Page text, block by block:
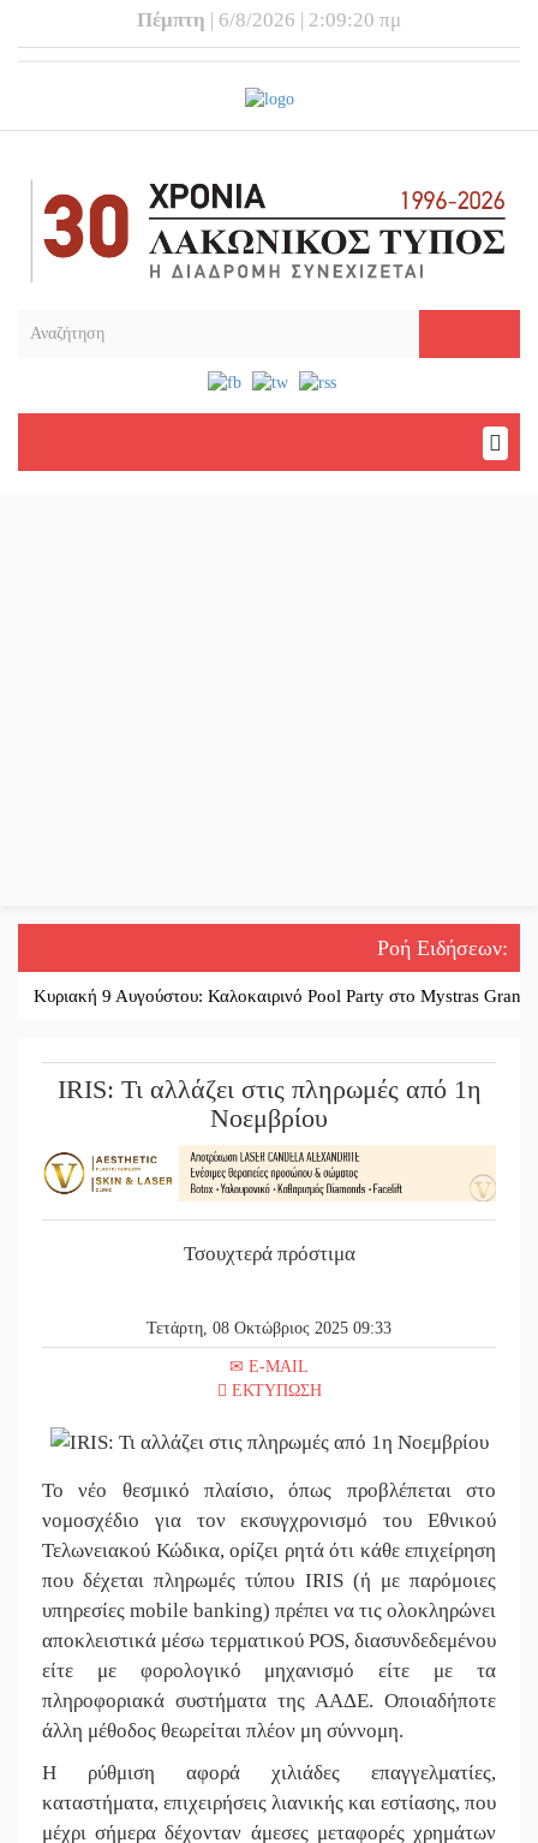
Πέμπτη | 6/8/2026 | 2:09:20 πμ
Ροή Ειδήσεων:
9 Αυγούστου: Καλοκαιρινό Pool Party στο Mystras Grand
IRIS: Τι αλλάζει στις πληρωμές από 1η
Νοεμβρίου
Τσουχτερά πρόστιμα
Τετάρτη, 08 Οκτώβριος 2025 09:33
E-MAIL
ΕΚΤΥΠΩΣΗ
Το νέο θεσμικό πλαίσιο, όπως προβλέπεται στο
νομοσχέδιο για τον εκσυγχρονισμό του Εθνικού
Τελωνειακού Κώδικα, ορίζει ρητά ότι κάθε επιχείρηση
που δέχεται πληρωμές τύπου IRIS (ή με παρόμοιες
υπηρεσίες mobile banking) πρέπει να τις ολοκληρώνει
αποκλειστικά μέσω τερματικού POS, διασυνδεδεμένου
είτε με φορολογικό μηχανισμό είτε με τα
πληροφοριακά συστήματα της ΑΑΔΕ. Οποιαδήποτε
άλλη μέθοδος θεωρείται πλέον μη σύννομη.
Η ρύθμιση αφορά χιλιάδες επαγγελματίες,
καταστήματα, επιχειρήσεις λιανικής και εστίασης, που
μέχρι σήμερα δέχονταν άμεσες μεταφορές χρημάτων